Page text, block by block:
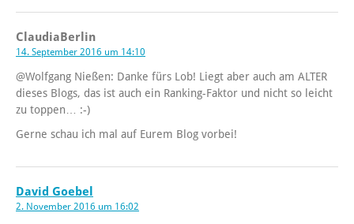
ClaudiaBerlin
14. September 2016 um 14:10
@Wolfgang Nießen: Danke fürs Lob! Liegt aber auch am ALTER
dieses Blogs, das ist auch ein Ranking-Faktor und nicht so leicht
zu toppen… :-)
Gerne schau ich mal auf Eurem Blog vorbei!
David Goebel
2. November 2016 um 16:02